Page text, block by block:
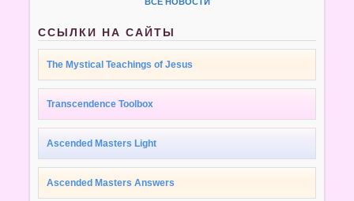
ССЫЛКИ НА САЙТЫ
The Mystical Teachings of Jesus
Transcendence Toolbox
Ascended Masters Light
Ascended Masters Answers